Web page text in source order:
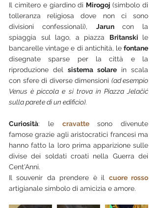
Il cimitero e giardino di Mirogoj (simbolo di
tolleranza religiosa dove non ci sono
divisioni confessionali), Jarun con la
spiaggia sul lago, a piazza Britanski le
bancarelle vintage e di antichità, le
disegnate sparse per la città e la
riproduzione del sistema solare in scala
con sfere di diverse dimensioni (ad esempio
Venus è piccola e si trova in Piazza Jelačić
sulla parete di un edificio).
Curiosità: le cravatte sono divenute
famose grazie agli aristocratici francesi ma
hanno fatto la loro prima apparizione sulle
divise dei soldati croati nella Guerra dei
Cent'Anni.
Il souvenir da prendere è il cuore rosso
artigianale simbolo di amicizia e amore.